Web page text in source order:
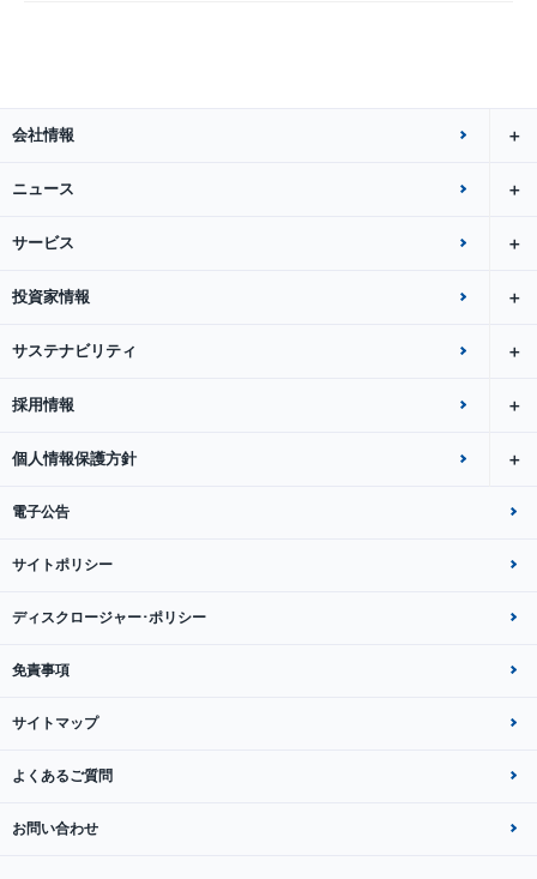
会社情報
ニュース
サービス
投資家情報
サステナビリティ
採用情報
個人情報保護方針
電子公告
サイトポリシー
ディスクロージャー･ポリシー
免責事項
サイトマップ
よくあるご質問
お問い合わせ